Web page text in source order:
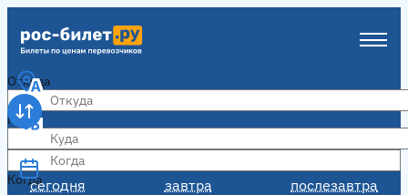
Откуда
Куда
Когда
сегодня завтра послезавтра
Когда